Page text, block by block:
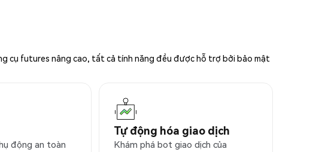
cụ futures nâng cao, tất cả tính năng đều được hỗ trợ bởi bảo mật
động an toàn
Tự động hóa giao dịch
Khám phá bot giao dịch của